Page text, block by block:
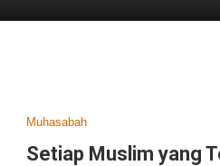
Muhasabah
Setiap Muslim yang